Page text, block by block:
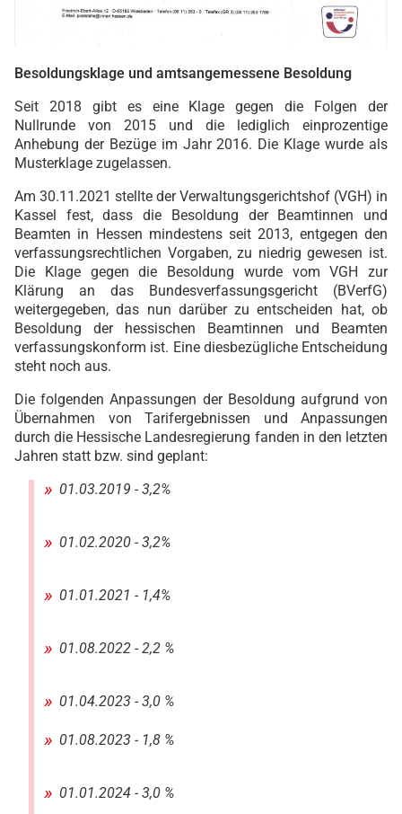
Besoldungsklage und amtsangemessene Besoldung
Seit 2018 gibt es eine Klage gegen die Folgen der
Nullrunde von 2015 und die lediglich einprozentige
Anhebung der Bezüge im Jahr 2016. Die Klage wurde als
Musterklage zugelassen.
Am 30.11.2021 stellte der Verwaltungsgerichtshof (VGH) in
Kassel fest, dass die Besoldung der Beamtinnen und
Beamten in Hessen mindestens seit 2013, entgegen den
verfassungsrechtlichen Vorgaben, zu niedrig gewesen ist.
Die Klage gegen die Besoldung wurde vom VGH zur
Klärung an das Bundesverfassungsgericht (BVerfG)
weitergegeben, das nun darüber zu entscheiden hat, ob
Besoldung der hessischen Beamtinnen und Beamten
verfassungskonform ist. Eine diesbezügliche Entscheidung
steht noch aus.
Die folgenden Anpassungen der Besoldung aufgrund von
Übernahmen von Tarifergebnissen und Anpassungen
durch die Hessische Landesregierung fanden in den letzten
Jahren statt bzw. sind geplant:
01.03.2019 - 3,2%
01.02.2020 - 3,2%
01.01.2021 - 1,4%
01.08.2022 - 2,2 %
01.04.2023 - 3,0 %
01.08.2023 - 1,8 %
01.01.2024 - 3,0 %